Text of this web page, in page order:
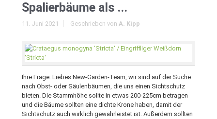
Spalierbäume als ...
11. Juni 2021 Geschrieben von A. Kipp
Ihre Frage: Liebes New-Garden-Team, wir sind auf der Suche
nach Obst- oder Säulenbäumen, die uns einen Sichtschutz
bieten. Die Stammhöhe sollte in etwas 200-225cm betragen
und die Bäume sollten eine dichte Krone haben, damit der
Sichtschutz auch wirklich gewährleistet ist. Außerdem sollten